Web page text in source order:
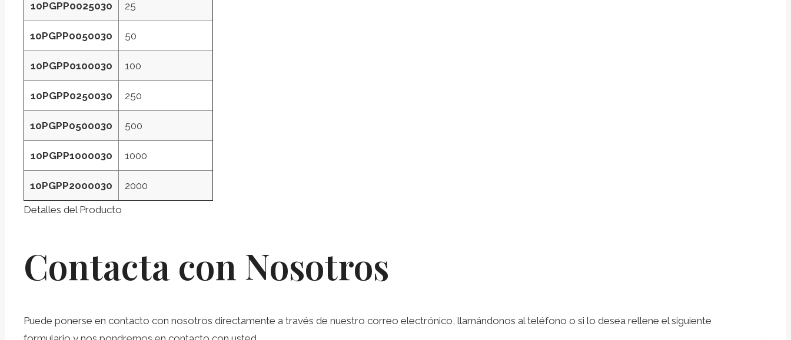
10PGPP0025030 25
10PGPP0050030 50
10PGPP0100030 100
10PGPP0250030 250
10PGPP0500030 500
10PGPP1000030 1000
10PGPP2000030 2000
Detalles del Producto
Contacta con Nosotros
Puede ponerse en contacto con nosotros directamente a través de nuestro correo electrónico, llamándonos al teléfono o si lo desea rellene el siguiente